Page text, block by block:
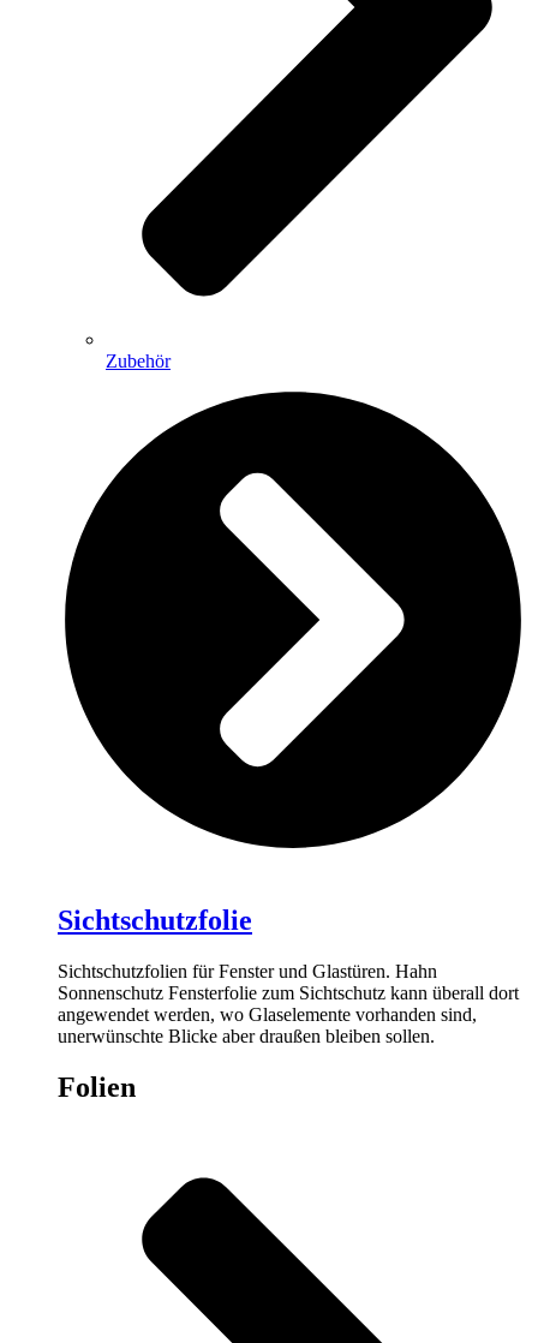
Zubehör
Sichtschutzfolie
Sichtschutzfolien für Fenster und Glastüren. Hahn
Sonnenschutz Fensterfolie zum Sichtschutz kann überall dort
angewendet werden, wo Glaselemente vorhanden sind,
unerwünschte Blicke aber draußen bleiben sollen.
Folien